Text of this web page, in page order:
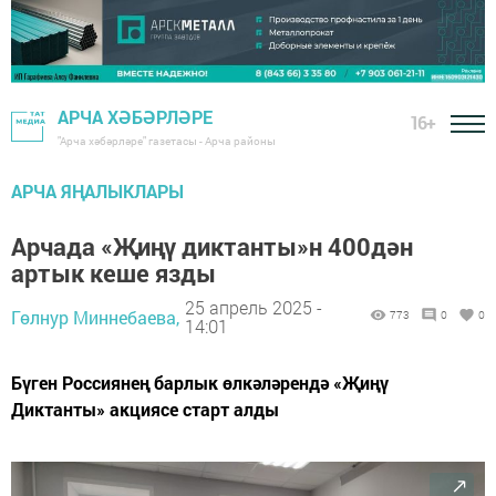
АРЧА ХӘБӘРЛӘРЕ
"Арча хәбәрләре" газетасы - Арча районы
16+
АРЧА ЯҢАЛЫКЛАРЫ
Арчада «Җиңү диктанты»н 400дән
артык кеше язды
Гөлнур Миннебаева, 25 апрель 2025 -
14:01
773 0 0
Бүген Россиянең барлык өлкәләрендә «Җиңү
Диктанты» акциясе старт алды